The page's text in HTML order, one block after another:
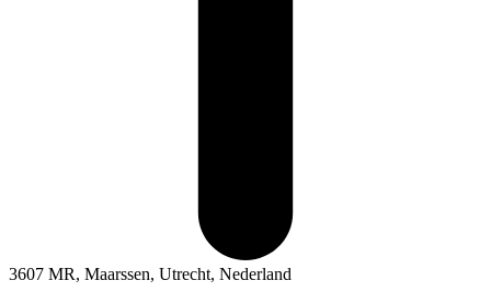
3607 MR, Maarssen, Utrecht, Nederland